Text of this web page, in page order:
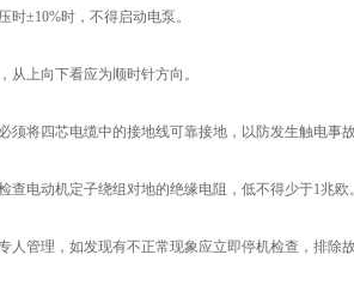
±10%时，不得启动电泵。
上向下看应为顺时针方向。
将四芯电缆中的接地线可靠接地，以防发生触电事故
电动机定子绕组对地的绝缘电阻，低不得少于1兆欧。
管理，如发现有不正常现象应立即停机检查，排除故